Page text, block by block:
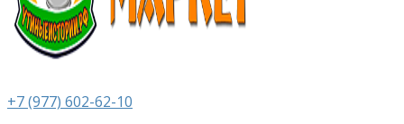
+7 (977) 602-62-10